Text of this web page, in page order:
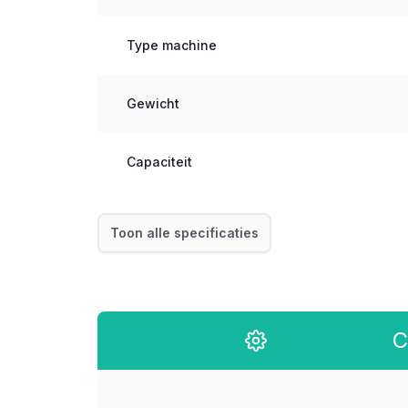
Type machine
Gewicht
Capaciteit
Toon alle specificaties